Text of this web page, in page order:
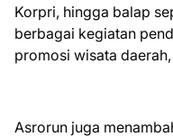
Korpri, hingga balap
berbagai kegiatan
promosi wisata
Asrorun juga